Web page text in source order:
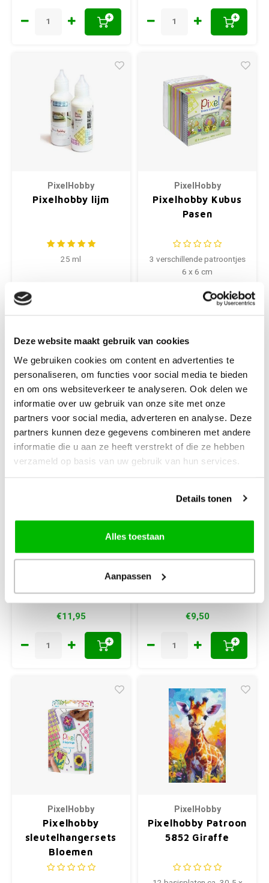
Deze website maakt gebruik van cookies
We gebruiken cookies om content en advertenties te
personaliseren, om functies voor social media te bieden
en om ons websiteverkeer te analyseren. Ook delen we
informatie over uw gebruik van onze site met onze
partners voor social media, adverteren en analyse. Deze
partners kunnen deze gegevens combineren met andere
informatie die u aan ze heeft verstrekt of die ze hebben
verzameld op basis van uw gebruik van hun services.
Details tonen
Alles toestaan
Aanpassen
+ +
PixelHobby
Pixelhobby lijm
25 ml
PixelHobby
Pixelhobby Kubus
Pasen
3 verschillende patroontjes
6 x 6 cm
€9,50
€11,95
+
PixelHobby
3 verschillende patroontjes
€9,50
+
PixelHobby
Pixelhobby
sleutelhangersets
Bloemen
PixelHobby
Pixelhobby Patroon
5852 Giraffe